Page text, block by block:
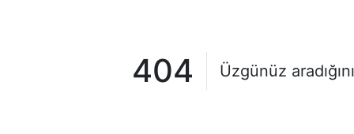
404 Üzgünüz